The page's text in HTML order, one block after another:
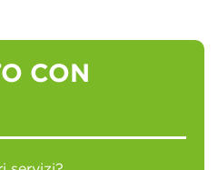
CON